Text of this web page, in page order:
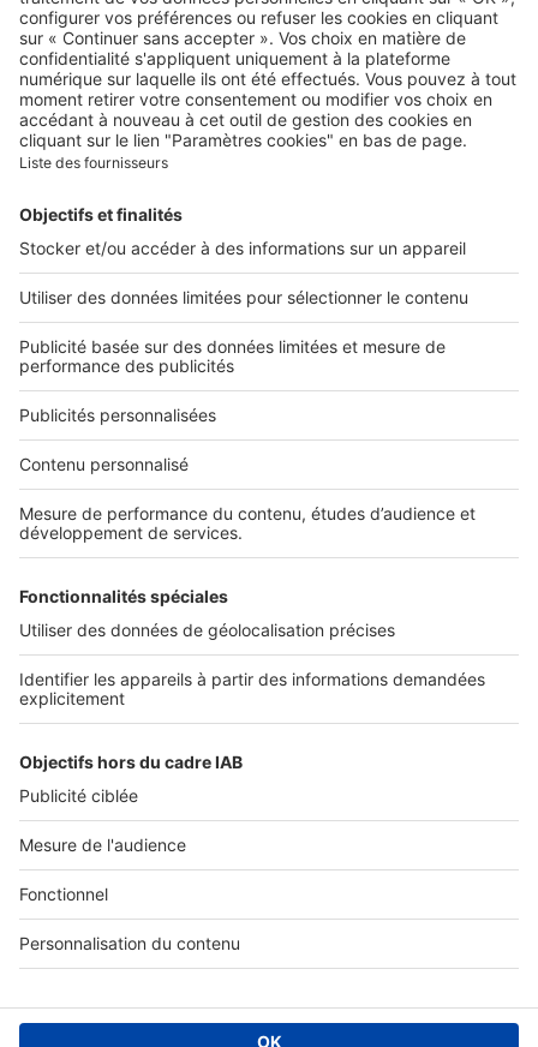
Qui sommes-nous ?
Contacter le service client
Nous rejoindre
Presse
Nos applications
Découvrez nos applications
Services pro
Accès client
Informations légales
Politique Générale de Protection des Données
Charte éditeur
Paramétrer mes cookies
Digital Classifieds France SAS © 2024 - all rights